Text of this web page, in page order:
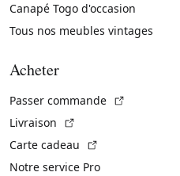
Canapé Togo d'occasion
Tous nos meubles vintages
Acheter
Passer commande
Livraison
Carte cadeau
Notre service Pro